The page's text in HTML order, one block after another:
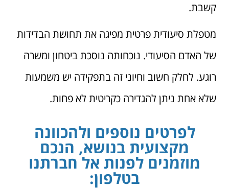
קשבת.
מטפלת סיעודית פרטית מפיגה את תחושת הבדידות
של האדם הסיעודי. נוכחותה נוסכת ביטחון ומשרה
רוגע. לחלק חשוב וחיוני זה בתפקידה יש משמעות
שלא אחת ניתן להגדירה כקריטית לא פחות.
לפרטים נוספים ולהכוונה
מקצועית בנושא, הנכם
מוזמנים לפנות אל חברתנו
בטלפון: